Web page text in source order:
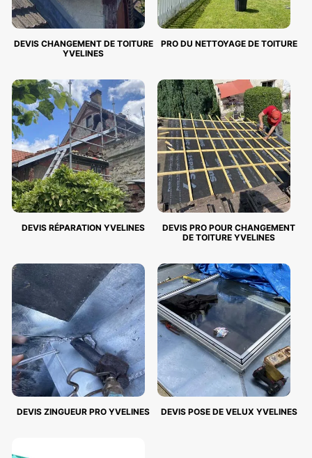
DEVIS CHANGEMENT DE TOITURE
YVELINES
PRO DU NETTOYAGE DE TOITURE
DEVIS RÉPARATION YVELINES
DEVIS PRO POUR CHANGEMENT
DE TOITURE YVELINES
DEVIS ZINGUEUR PRO YVELINES DEVIS POSE DE VELUX YVELINES